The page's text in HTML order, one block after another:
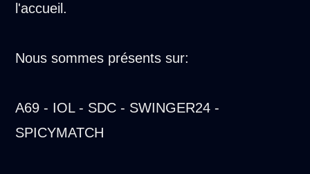
l'accueil.
Nous sommes présents sur:
A69 - IOL - SDC - SWINGER24 -
SPICYMATCH